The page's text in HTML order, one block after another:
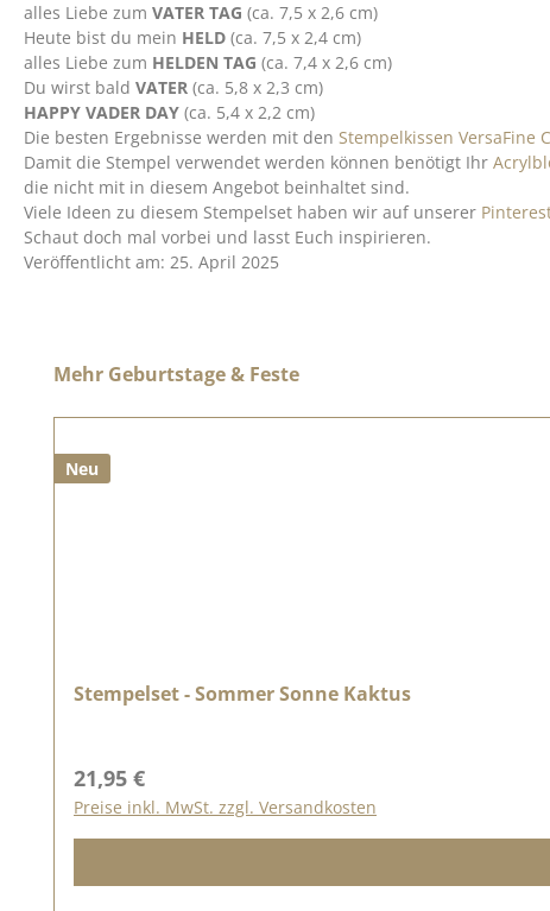
alles Liebe zum VATER TAG (ca. 7,5 x 2,6 cm)
Heute bist du mein HELD (ca. 7,5 x 2,4 cm)
alles Liebe zum HELDEN TAG (ca. 7,4 x 2,6 cm)
Du wirst bald VATER (ca. 5,8 x 2,3 cm)
HAPPY VADER DAY (ca. 5,4 x 2,2 cm)
Die besten Ergebnisse werden mit den Stempelkissen VersaFine
Damit die Stempel verwendet werden können benötigt Ihr
die nicht mit in diesem Angebot beinhaltet sind.
Viele Ideen zu diesem Stempelset haben wir auf unserer
Schaut doch mal vorbei und lasst Euch inspirieren.
Veröffentlicht am: 25. April 2025
Produktgalerie überspringen
Mehr Geburtstage & Feste
Neu
Stempelset - Sommer Sonne Kaktus
Regulärer Preis:
21,95 €
Preise inkl. MwSt. zzgl. Versandkosten